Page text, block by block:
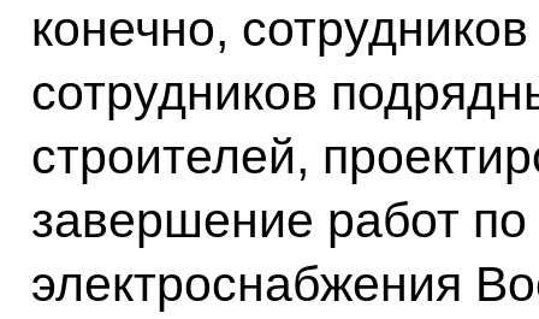
конечно,
сотрудников
строителей,
завершение работ
электроснабжения